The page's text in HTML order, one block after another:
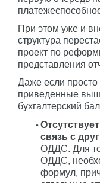
При этом уже и
структура
проект по
представления
Даже если
приведенные
бухгалтерский
связь с
ОДДС. Для
ОДДС,
формул,